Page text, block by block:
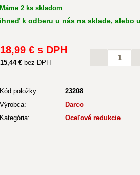
Máme 2 ks skladom
ihneď k odberu u nás na sklade, alebo
18,99 € s DPH
15,44 € bez DPH
Kód položky:
23208
Výrobca:
Darco
Kategória:
Oceľové redukcie